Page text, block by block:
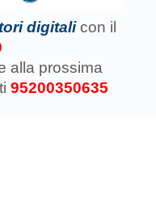
digitali con il
alla prossima
95200350635